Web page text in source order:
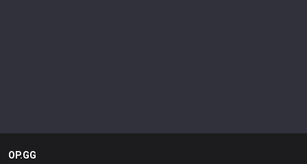
OP.GG